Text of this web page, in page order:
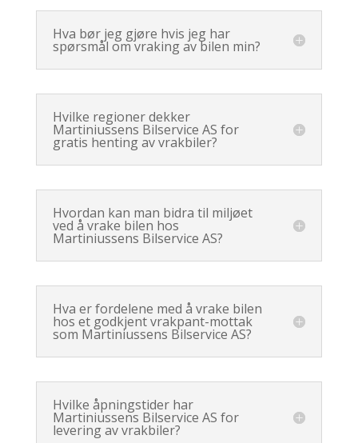
Hva bør jeg gjøre hvis jeg har
spørsmål om vraking av bilen min?
Hvilke regioner dekker
Martiniussens Bilservice AS for
gratis henting av vrakbiler?
Hvordan kan man bidra til miljøet
ved å vrake bilen hos
Martiniussens Bilservice AS?
Hva er fordelene med å vrake bilen
hos et godkjent vrakpant-mottak
som Martiniussens Bilservice AS?
Hvilke åpningstider har
Martiniussens Bilservice AS for
levering av vrakbiler?